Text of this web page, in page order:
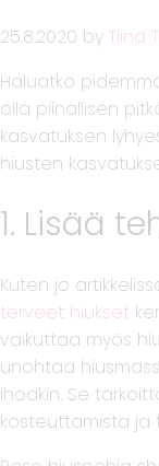
25.8.2020 by Tiina
Haluatko
olla piinallisen
kasvatuksen
hiusten
1. Lisää
Kuten jo
terveet hiukset
vaikuttaa myös
unohtaa
ihoakin. Se
kosteuttamista ja